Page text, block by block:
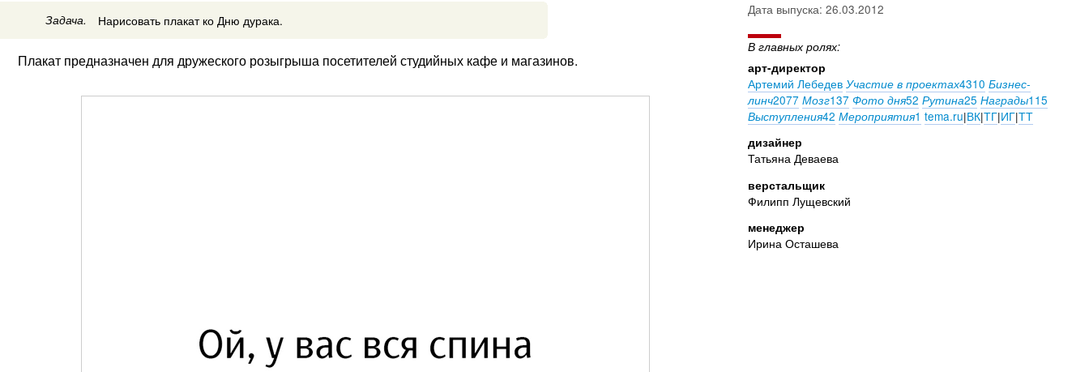
Задача. Нарисовать плакат ко Дню дурака.
Плакат предназначен для дружеского розыгрыша посетителей студийных кафе и магазинов.
Дата выпуска: 26.03.2012
В главных ролях:
арт-директор
Артемий Лебедев Участие в проектах4310 Бизнес-
линч2077 Мозг137 Фото дня52 Рутина25 Награды115
Выступления42 Мероприятия1 tema.ru|ВК|ТГ|ИГ|ТТ
дизайнер
Татьяна Деваева
верстальщик
Филипп Лущевский
менеджер
Ирина Осташева